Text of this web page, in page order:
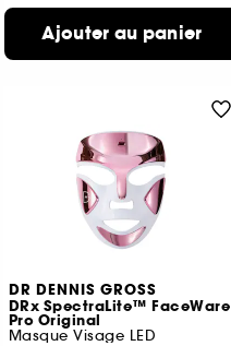
Ajouter au panier
DR DENNIS GROSS
DRx SpectraLite™ FaceWare
Pro Original
Masque Visage LED